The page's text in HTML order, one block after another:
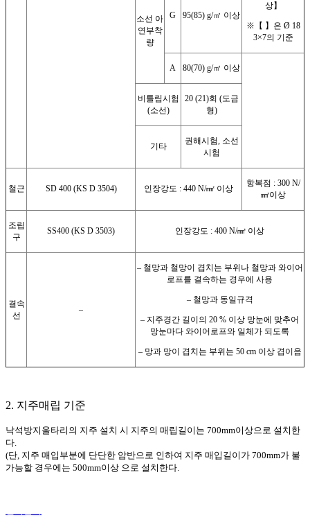
소선 아
연부착
량
G 95(85) g/㎡ 이상
상】
※【 】은 Ø 18
3×7의 기준
A 80(70) g/㎡ 이상
비틀림시험
(소선)
20 (21)회 (도금
형)
기타
권해시험, 소선
시험
철근 SD 400 (KS D 3504) 인장강도 : 440 N/㎟ 이상
항복점 : 300 N/
㎟이상
조립
구
SS400 (KS D 3503) 인장강도 : 400 N/㎟ 이상
결속
선
–
– 철망과 철망이 겹치는 부위나 철망과 와이어
로프를 결속하는 경우에 사용
– 철망과 동일규격
– 지주경간 길이의 20 % 이상 망눈에 맞추어
망눈마다 와이어로프와 일체가 되도록
– 망과 망이 겹치는 부위는 50 cm 이상 겹이음
2. 지주매립 기준
낙석방지울타리의 지주 설치 시 지주의 매립길이는 700mm이상으로 설치한
다.
(단, 지주 매입부분에 단단한 암반으로 인하여 지주 매입길이가 700mm가 불
가능할 경우에는 500mm이상 으로 설치한다.